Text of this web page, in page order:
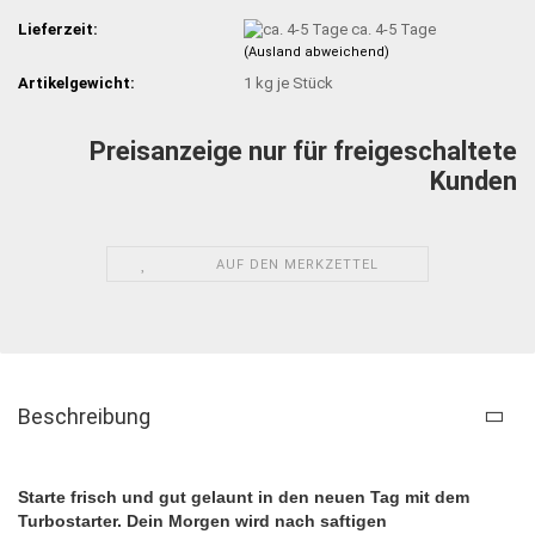
Lieferzeit: ca. 4-5 Tage
(Ausland abweichend)
Artikelgewicht: 1 kg je Stück
Preisanzeige nur für freigeschaltete
Kunden
AUF DEN MERKZETTEL
Beschreibung
Starte frisch und gut gelaunt in den neuen Tag mit dem
Turbostarter. Dein Morgen wird nach saftigen